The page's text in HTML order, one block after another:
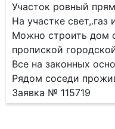
Участок ровный
На участке свет,.газ
Можно строить дом
пропиской
Все на законных
Рядом соседи
Заявка № 115719